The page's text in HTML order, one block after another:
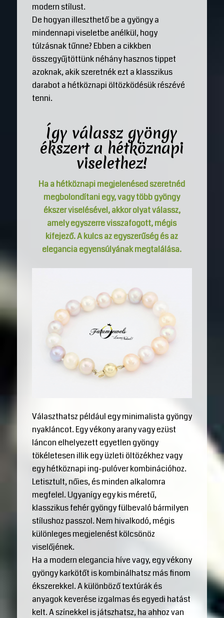
modern stílust.
De hogyan illeszthető be a gyöngy a
mindennapi viseletbe anélkül, hogy
túlzásnak tűnne? Ebben a cikkben
összegyűjtöttünk néhány hasznos tippet
azoknak, akik szeretnék ezt a klasszikus
darabot a hétköznapi öltözködésük részévé
tenni.
Így válassz gyöngy
ékszert a hétköznapi
viselethez!
Ha a hétköznapi megjelenésed szeretnéd
megbolondítani egy, vagy több gyöngy
ékszer viselésével, akkor olyat válassz,
amely egyszerre visszafogott, mégis
kifejező. A kulcs az egyszerűség és az
elegancia egyensúlyának megtalálása.
Választhatsz például egy minimalista gyöngy
nyakláncot. Egy vékony arany vagy ezüst
láncon elhelyezett egyetlen gyöngy
tökéletesen illik egy üzleti öltözékhez vagy
egy hétköznapi ing-pulóver kombinációhoz.
Letisztult, nőies, és minden alkalomra
megfelel. Ugyanígy egy kis méretű,
klasszikus fehér gyöngy fülbevaló bármilyen
stílushoz passzol. Nem hivalkodó, mégis
különleges megjelenést kölcsönöz
viselőjének.
Ha a modern elegancia híve vagy, egy vékony
gyöngy karkötőt is kombinálhatsz más finom
ékszerekkel. A különböző textúrák és
anyagok keverése izgalmas és egyedi hatást
kelt. A színekkel is játszhatsz, ha ahhoz van